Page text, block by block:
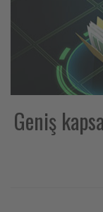
Geniş